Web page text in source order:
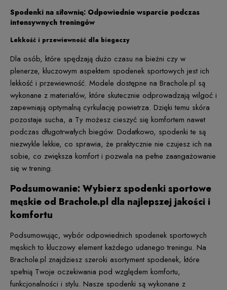
Spodenki na siłownię: Odpowiednie wsparcie podczas
intensywnych treningów
Lekkość i przewiewność dla biegaczy
Dla osób, które spędzają dużo czasu na bieżni czy w
plenerze, kluczowym aspektem spodenek sportowych jest ich
lekkość i przewiewność. Modele dostępne na Brachole.pl są
wykonane z materiałów, które skutecznie odprowadzają wilgoć i
zapewniają optymalną cyrkulację powietrza. Dzięki temu skóra
pozostaje sucha, a Ty możesz cieszyć się komfortem nawet
podczas długotrwałych biegów. Dodatkowo, spodenki te są
niezwykle lekkie, co sprawia, że praktycznie nie czujesz ich na
sobie, co zwiększa komfort i pozwala na pełne zaangażowanie
się w trening.
Podsumowanie: Wybierz spodenki sportowe
męskie od Brachole.pl dla najlepszej jakości i
komfortu
Podsumowując, wybór odpowiednich spodenek sportowych
męskich to kluczowy element każdego udanego treningu. Na
Brachole.pl znajdziesz szeroki asortyment spodenek, które
spełnią Twoje oczekiwania pod względem komfortu,
funkcjonalności i stylu. Nasze spodenki są wykonane z